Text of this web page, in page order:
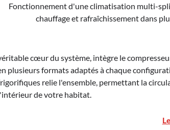
Fonctionnement d'une climatisation multi-
chauffage et rafraîchissement dans
cœur du système, intègre le
plusieurs formats adaptés à chaque
relie l'ensemble, permettant la
de votre habitat.